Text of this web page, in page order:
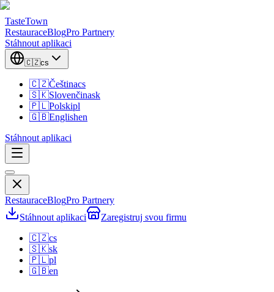
TasteTown
RestauraceBlogPro Partnery
Stáhnout aplikaci
🇨🇿cs
🇨🇿Češtinacs
🇸🇰Slovenčinask
🇵🇱Polskipl
🇬🇧Englishen
Stáhnout aplikaci
RestauraceBlogPro Partnery
Stáhnout aplikaci
Zaregistruj svou firmu
🇨🇿cs
🇸🇰sk
🇵🇱pl
🇬🇧en